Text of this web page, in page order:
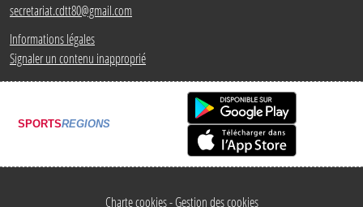
secretariat.cdtt80@gmail.com
Informations légales
Signaler un contenu inapproprié
SPORTSREGIONS
Charte cookies Gestion des cookies